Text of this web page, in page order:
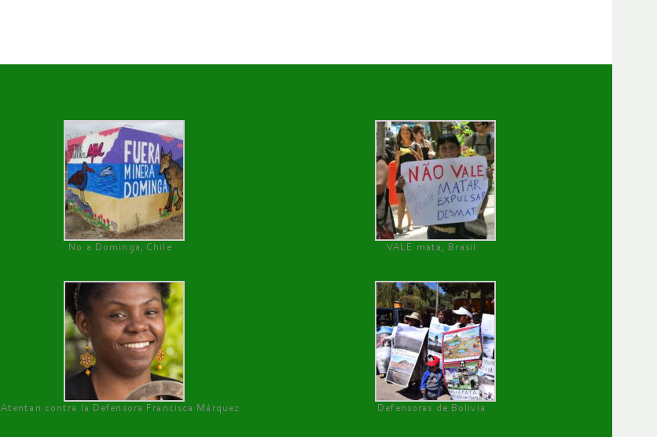
No a Dominga, Chile
VALE mata, Brasil
Atentan contra la Defensora Francisca Márquez Defensoras de Bolivia